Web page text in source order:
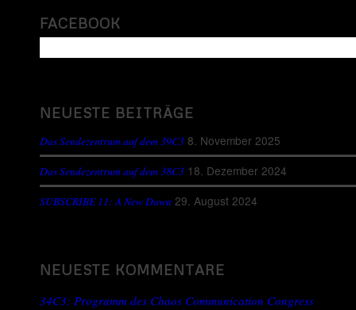
FACEBOOK
NEUESTE BEITRÄGE
Das Sendezentrum auf dem 39C3 8. November 2025
Das Sendezentrum auf dem 38C3 18. Dezember 2024
SUBSCRIBE 11: A New Dawn 29. August 2024
NEUESTE KOMMENTARE
34C3: Programm des Chaos Communication Congress